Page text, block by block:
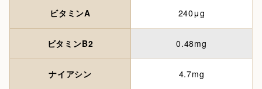
ビタミンA 240μg
ビタミンB2 0.48mg
ナイアシン 4.7mg